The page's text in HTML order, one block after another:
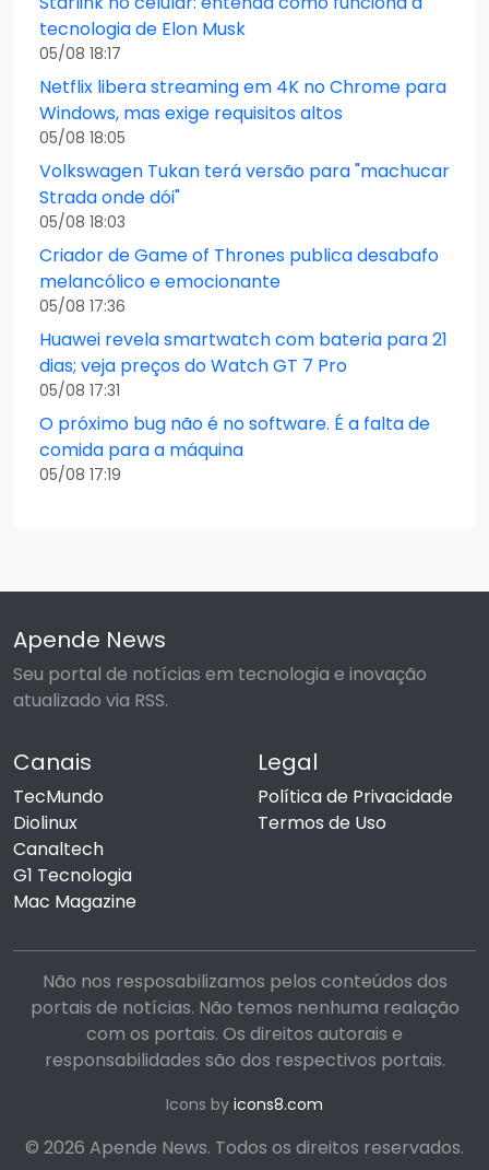
tecnologia de Elon Musk
05/08 18:17
Netflix libera streaming em 4K no Chrome para
Windows, mas exige requisitos altos
05/08 18:05
Volkswagen Tukan terá versão para "machucar
Strada onde dói"
05/08 18:03
Criador de Game of Thrones publica desabafo
melancólico e emocionante
05/08 17:36
Huawei revela smartwatch com bateria para 21
dias; veja preços do Watch GT 7 Pro
05/08 17:31
O próximo bug não é no software. É a falta de
comida para a máquina
05/08 17:19
Apende News
Seu portal de notícias em tecnologia e inovação
atualizado via RSS.
Canais
TecMundo
Diolinux
Canaltech
G1 Tecnologia
Mac Magazine
Legal
Política de Privacidade
Termos de Uso
Não nos resposabilizamos pelos conteúdos dos
portais de notícias. Não temos nenhuma realação
com os portais. Os direitos autorais e
responsabilidades são dos respectivos portais.
Icons by icons8.com
© 2026 Apende News. Todos os direitos reservados.